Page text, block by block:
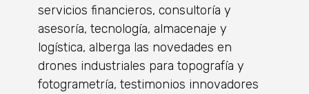
servicios financieros, consultoría y
asesoría, tecnología, almacenaje y
logística, alberga las novedades en
drones industriales para topografía y
fotogrametría, testimonios innovadores